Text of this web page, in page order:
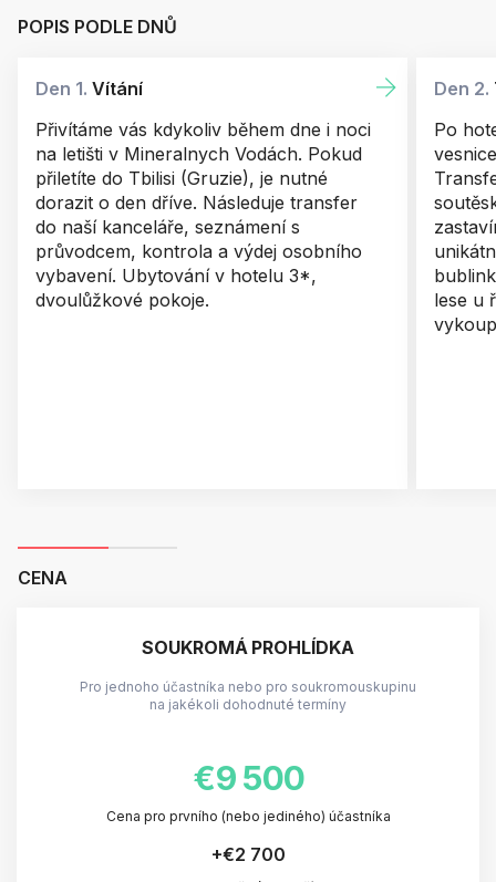
POPIS PODLE DNŮ
Den 1. Vítání
Přivítáme vás kdykoliv během dne i noci
na letišti v Mineralnych Vodách. Pokud
přiletíte do Tbilisi (Gruzie), je nutné
dorazit o den dříve. Následuje transfer
do naší kanceláře, seznámení s
průvodcem, kontrola a výdej osobního
vybavení. Ubytování v hotelu 3*,
dvoulůžkové pokoje.
Den 2.
Po
lese u
CENA
SOUKROMÁ PROHLÍDKA
Pro jednoho účastníka nebo pro soukromouskupinu
na jakékoli dohodnuté termíny
€9 500
Cena pro prvního (nebo jediného) účastníka
+€2 700